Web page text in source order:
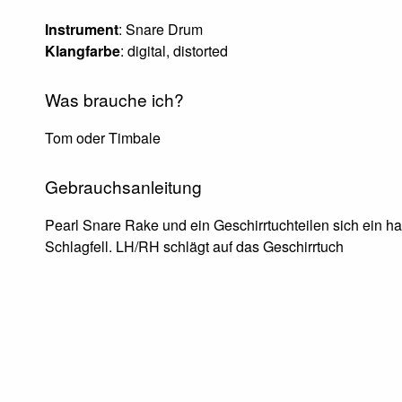
Instrument: Snare Drum
Klangfarbe: digital, distorted
Was brauche ich?
Tom oder Timbale
Gebrauchsanleitung
Pearl Snare Rake und ein Geschirrtuchteilen sich ein
Schlagfell. LH/RH schlägt auf das Geschirrtuch